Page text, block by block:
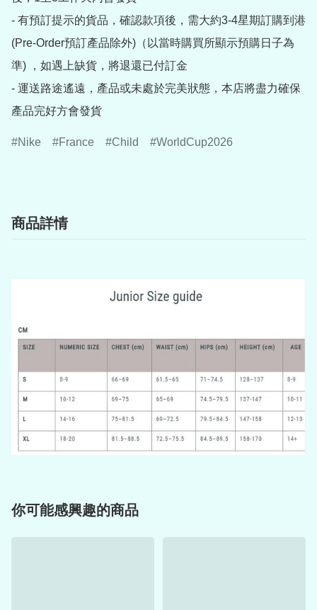
- 有預訂提示的貨品，確認款項後，需大約3-4星期訂購到港
(Pre-Order預訂產品除外)（以當時購買所顯示預購日子為
準) ，如遇上缺貨，將退還已付訂金
- 運送路途遙遠，產品或未處於完美狀態，本店將盡力確保
產品完好方會發貨
Nike France Child WorldCup2026
商品詳情
你可能感興趣的商品